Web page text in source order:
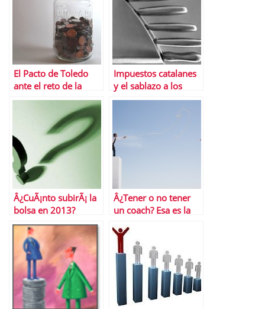
El Pacto de Toledo
ante el reto de la
reforma del Sistema
Pensiones
Impuestos catalanes
y el sablazo a los
Presupuestos
Â¿CuÃ¡nto subirÃ¡ la
bolsa en 2013?
Â¿Tener o no tener
un coach? Esa es la